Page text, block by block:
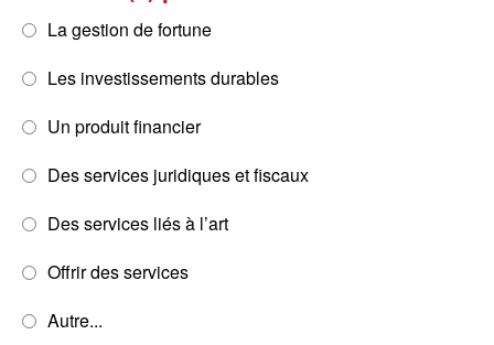
La gestion de fortune
Les investissements durables
Un produit financier
Des services juridiques et fiscaux
Des services liés à l’art
Offrir des services
Autre...